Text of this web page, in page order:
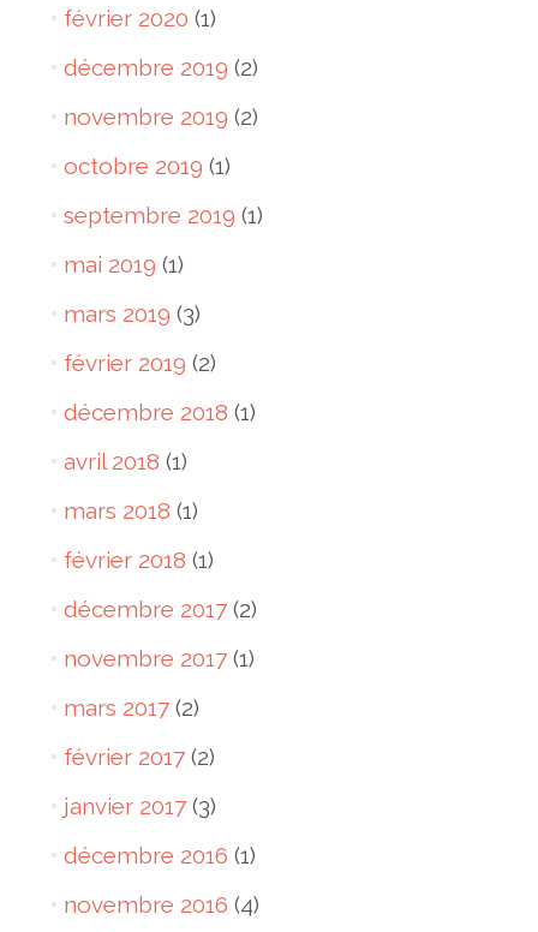
février 2020 (1)
décembre 2019 (2)
novembre 2019 (2)
octobre 2019 (1)
septembre 2019 (1)
mai 2019 (1)
mars 2019 (3)
février 2019 (2)
décembre 2018 (1)
avril 2018 (1)
mars 2018 (1)
février 2018 (1)
décembre 2017(2)
novembre 2017(1)
mars 2017(2)
février 2017(2)
janvier 2017(3)
décembre 2016 (1)
novembre 2016 (4)